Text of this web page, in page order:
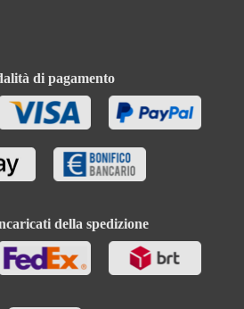
di pagamento
della spedizione